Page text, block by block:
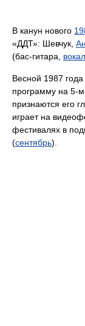
В канун нового
«ДДТ»: Шевчук,
(бас-гитара, вокал
Весной 1987
программу на 5-
признаются его
играет на
фестивалях в
(сентябрь).